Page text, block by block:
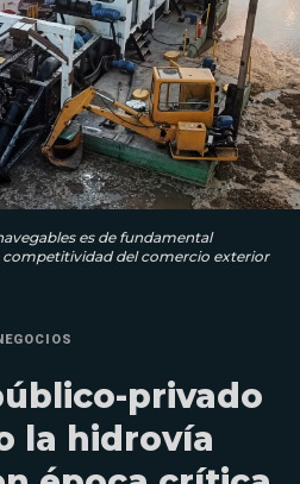
es de fundamental
del comercio exterior
privado
la hidrovía